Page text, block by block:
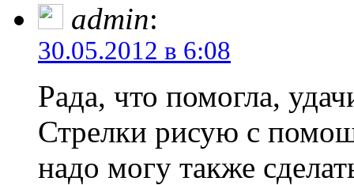
admin:
30.05.2012 в 6:08
Рада, что помогла,
Стрелки рисую с
надо могу также